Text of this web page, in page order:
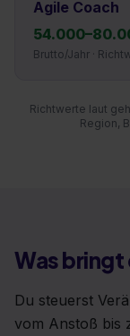
Agile Coach
54.000–
Brutto/Jahr ·
Richtwerte laut
Region,
Was bringt
Du steuerst
vom Anstoß bis